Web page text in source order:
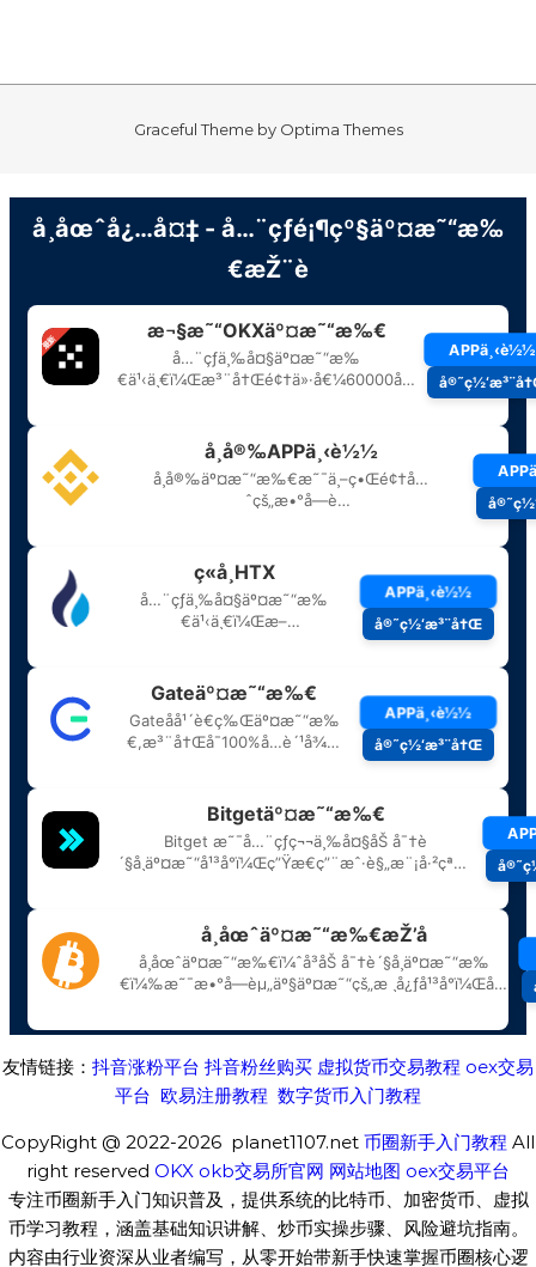
Graceful Theme by Optima Themes
友情链接： 抖音涨粉平台 抖音粉丝购买 虚拟货币交易教程 oex交易
平台 欧易注册教程 数字货币入门教程
CopyRight @ 2022-2026 planet1107.net 币圈新手入门教程 All
right reserved OKX okb交易所官网 网站地图 oex交易平台
专注币圈新手入门知识普及，提供系统的比特币、加密货币、虚拟
币学习教程，涵盖基础知识讲解、炒币实操步骤、风险避坑指南。
内容由行业资深从业者编写，从零开始带新手快速掌握币圈核心逻